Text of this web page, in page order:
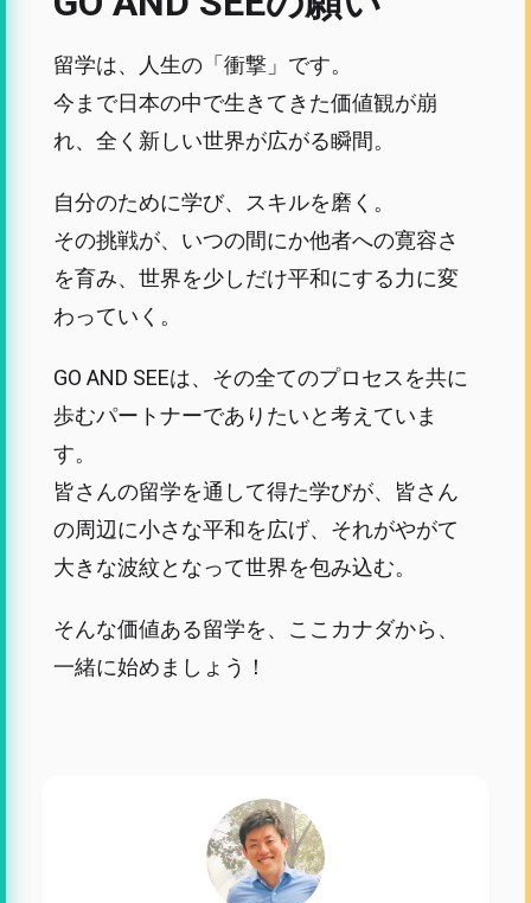
留学は、人生の「衝撃」です。
今まで日本の中で生きてきた価値観が崩
れ、全く新しい世界が広がる瞬間。
自分のために学び、スキルを磨く。
その挑戦が、いつの間にか他者への寛容さ
を育み、世界を少しだけ平和にする力に変
わっていく。
GO AND SEEは、その全てのプロセスを共に
歩むパートナーでありたいと考えていま
す。
皆さんの留学を通して得た学びが、皆さん
の周辺に小さな平和を広げ、それがやがて
大きな波紋となって世界を包み込む。
そんな価値ある留学を、ここカナダから、
一緒に始めましょう！